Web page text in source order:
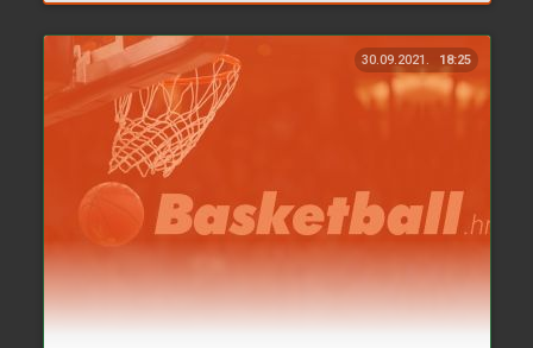
30.09.2021. 18:25